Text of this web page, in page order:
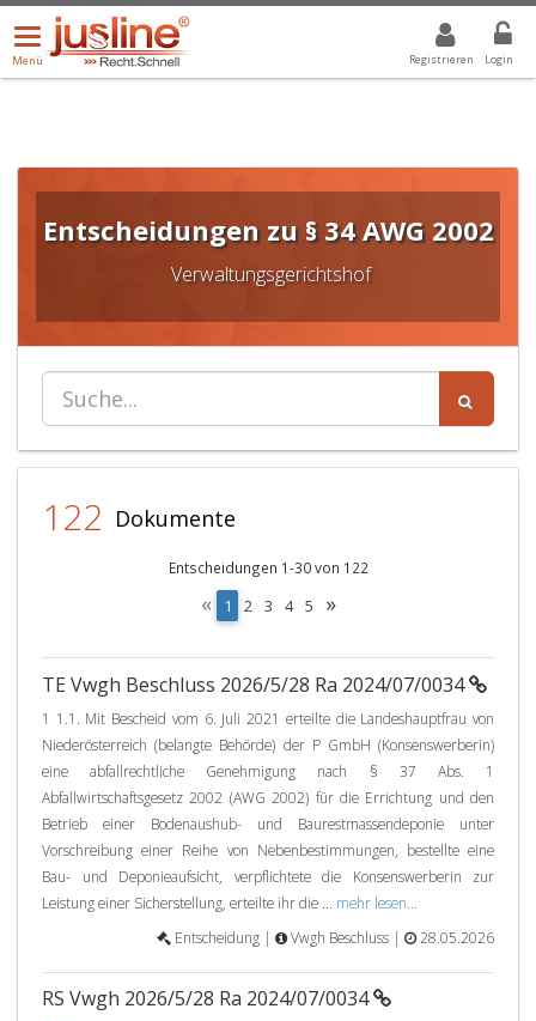
Registrieren Login
Menü
öffnen/schließen
Menü
ALLE DROPDOWN: GEWÄHLTER WERT IST ALLE
Entscheidungen zu § 34 AWG 2002
Verwaltungsgerichtshof
122 Dokumente
Entscheidungen 1-30 von 122
« 1
c
r
e
n
t
)
2 3 4 5 »
TE Vwgh Beschluss 2026/5/28 Ra 2024/07/0034
1 1.1. Mit Bescheid vom 6. Juli 2021 erteilte die Landeshauptfrau von
Niederösterreich (belangte Behörde) der P GmbH (Konsenswerberin)
eine abfallrechtliche Genehmigung nach § 37 Abs. 1
Abfallwirtschaftsgesetz 2002 (AWG 2002) für die Errichtung und den
Betrieb einer Bodenaushub- und Baurestmassendeponie unter
Vorschreibung einer Reihe von Nebenbestimmungen, bestellte eine
Bau- und Deponieaufsicht, verpflichtete die Konsenswerberin zur
Leistung einer Sicherstellung, erteilte ihr die ... mehr lesen...
Entscheidung |
Vwgh Beschluss | 28.05.2026
RS Vwgh 2026/5/28 Ra 2024/07/0034